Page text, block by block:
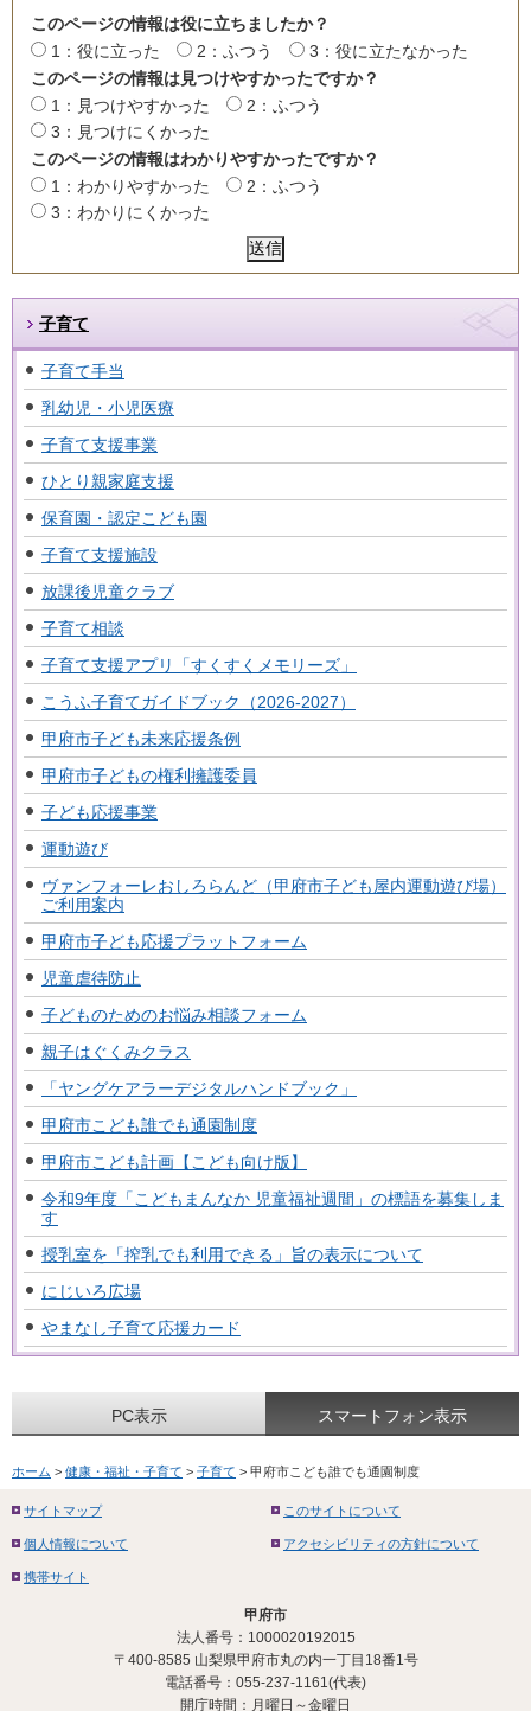
このページの情報は役に立ちましたか？
1：役に立った
2：ふつう
3：役に立たなかった
このページの情報は見つけやすかったですか？
1：見つけやすかった
2：ふつう
3：見つけにくかった
このページの情報はわかりやすかったですか？
1：わかりやすかった
2：ふつう
3：わかりにくかった
子育て
子育て手当
乳幼児・小児医療
子育て支援事業
ひとり親家庭支援
保育園・認定こども園
子育て支援施設
放課後児童クラブ
子育て相談
子育て支援アプリ「すくすくメモリーズ」
こうふ子育てガイドブック（2026-2027）
甲府市子ども未来応援条例
甲府市子どもの権利擁護委員
子ども応援事業
運動遊び
ヴァンフォーレおしろらんど（甲府市子ども屋内運動遊び場）
ご利用案内
甲府市子ども応援プラットフォーム
児童虐待防止
子どものためのお悩み相談フォーム
親子はぐくみクラス
「ヤングケアラーデジタルハンドブック」
甲府市こども誰でも通園制度
甲府市こども計画【こども向け版】
令和9年度「こどもまんなか 児童福祉週間」の標語を募集しま
す
授乳室を「搾乳でも利用できる」旨の表示について
にじいろ広場
やまなし子育て応援カード
PC表示 スマートフォン表示
ホーム > 健康・福祉・子育て > 子育て > 甲府市こども誰でも通園制度
サイトマップ このサイトについて
個人情報について アクセシビリティの方針について
携帯サイト
甲府市
法人番号：1000020192015
〒400-8585 山梨県甲府市丸の内一丁目18番1号
電話番号：055-237-1161(代表)
開庁時間：月曜日～金曜日